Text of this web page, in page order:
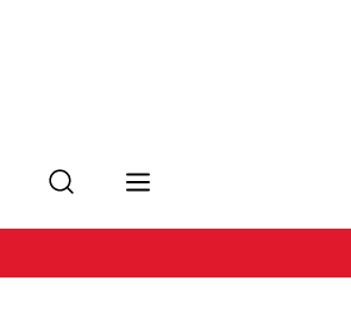
Recherche